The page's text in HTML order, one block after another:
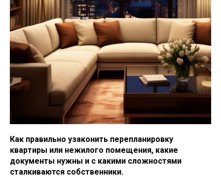
Как правильно узаконить перепланировку
квартиры или нежилого помещения, какие
документы нужны и с какими сложностями
сталкиваются собственники.